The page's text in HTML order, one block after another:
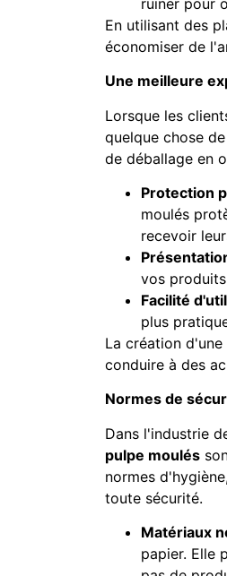
En utilisant des
économiser de
Une meilleure
Lorsque les
quelque chose
de déballage en
Protection
moulés
recevoir
vos
Facilité
plus
La création
conduire à des
Normes de
Dans l'industrie
pulpe moulés
normes
toute sécurité.
Matériaux
papier. Elle